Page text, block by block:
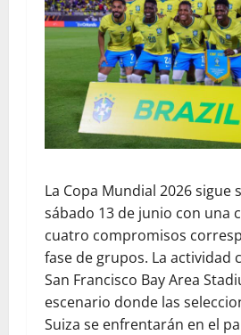
​La Copa Mundial 2026 sigue
sábado 13 de junio con una
cuatro compromisos
fase de grupos. La actividad
San Francisco Bay Area
escenario donde las
Suiza se enfrentarán en el